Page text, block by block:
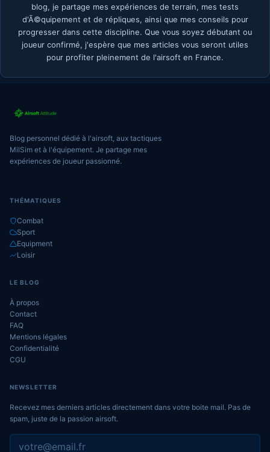
blog, je partage mes expériences de terrain, mes tests
d'Ã©quipement et de répliques, ainsi que mes conseils pour
progresser dans cette discipline. Que vous soyez débutant ou
joueur confirmé, j'espère que mes articles vous seront utiles
pour profiter pleinement de l'airsoft en France.
Blog personnel dédié à l'airsoft, aux tactiques
MilSim et à l'équipement. Je partage mes
expériences de joueur passionné.
THÉMATIQUES
Combat
Sport
Equipment
Loisir
LE BLOG
À propos
Contact
FAQ
Mentions légales
Confidentialité
CGU
NEWSLETTER
Recevez mes derniers articles directement dans votre boite mail. Pas de
spam, juste de la passion airsoft.